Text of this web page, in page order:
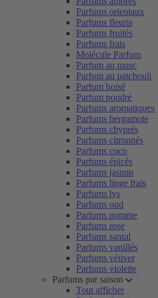
Parfums orientaux
Parfums fleuris
Parfums fruités
Parfums frais
Molécule Parfum
Parfum au musc
Parfum au patchouli
Parfum boisé
Parfum poudré
Parfums aromatiques
Parfums bergamote
Parfums chyprés
Parfums citronnés
Parfums coco
Parfums épicés
Parfums jasmin
Parfums linge frais
Parfums lys
Parfums oud
Parfums pomme
Parfums rose
Parfums santal
Parfums vanillés
Parfums vétiver
Parfums violette
Parfums par saison
Tout afficher